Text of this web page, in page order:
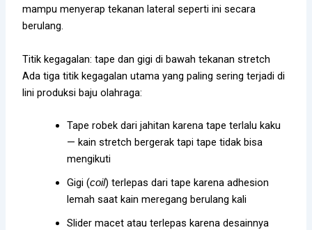
mampu menyerap tekanan lateral seperti ini secara
berulang.
Titik kegagalan: tape dan gigi di bawah tekanan stretch
Ada tiga titik kegagalan utama yang paling sering terjadi di
lini produksi baju olahraga:
Tape robek dari jahitan karena tape terlalu kaku
— kain stretch bergerak tapi tape tidak bisa
mengikuti
Gigi (coil) terlepas dari tape karena adhesion
lemah saat kain meregang berulang kali
Slider macet atau terlepas karena desainnya